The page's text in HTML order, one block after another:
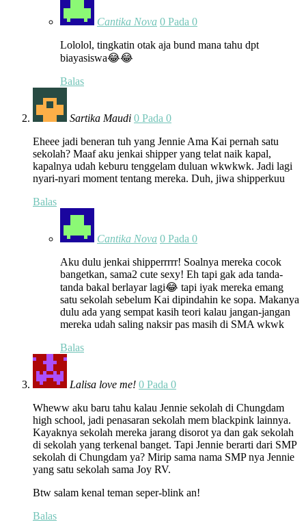
Cantika Nova 0 Pada 0
Lololol, tingkatin otak aja bund mana tahu dpt
biayasiswa😂😂
Balas
Sartika Maudi 0 Pada 0
Eheee jadi beneran tuh yang Jennie Ama Kai pernah satu
sekolah? Maaf aku jenkai shipper yang telat naik kapal,
kapalnya udah keburu tenggelam duluan wkwkwk. Jadi lagi
nyari-nyari moment tentang mereka. Duh, jiwa shipperkuu
Balas
Cantika Nova 0 Pada 0
Aku dulu jenkai shipperrrrr! Soalnya mereka cocok
bangetkan, sama2 cute sexy! Eh tapi gak ada tanda-
tanda bakal berlayar lagi😂 tapi iyak mereka emang
satu sekolah sebelum Kai dipindahin ke sopa. Makanya
dulu ada yang sempat kasih teori kalau jangan-jangan
mereka udah saling naksir pas masih di SMA wkwk
Balas
Lalisa love me! 0 Pada 0
Wheww aku baru tahu kalau Jennie sekolah di Chungdam
high school, jadi penasaran sekolah mem blackpink lainnya.
Kayaknya sekolah mereka jarang disorot ya dan gak sekolah
di sekolah yang terkenal banget. Tapi Jennie berarti dari SMP
sekolah di Chungdam ya? Mirip sama nama SMP nya Jennie
yang satu sekolah sama Joy RV.
Btw salam kenal teman seper-blink an!
Balas